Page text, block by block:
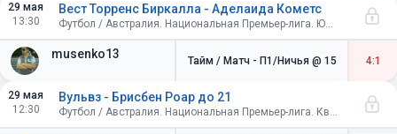
29 мая
13:30
musenko13
Вест Торренс Биркалла - Аделаида Кометс
Футбол / Австралия. Национальная Премьер-лига. Южная Австралия
Тайм / Матч - П1/Ничья @ 15 4:1
29 мая
12:30
Вульвз - Брисбен Роар до 21
Футбол / Австралия. Национальная Премьер-лига. Квинсленд